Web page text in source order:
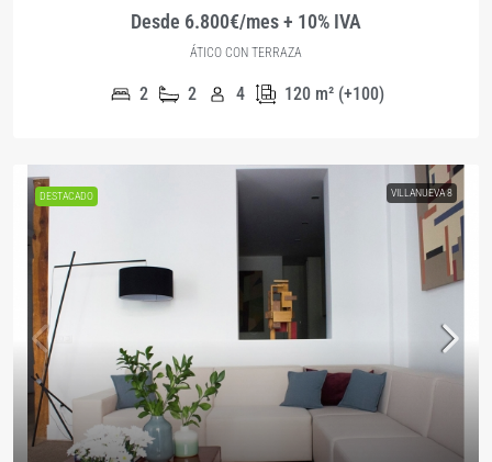
Desde 6.800€/mes + 10% IVA
ÁTICO CON TERRAZA
2 2 4 120 m² (+100)
DESTACADO VILLANUEVA 8